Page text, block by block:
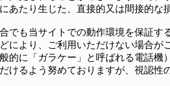
あたり生じた、直接的又は間接的な
でも当サイトでの動作環境を保証す
により、ご利用いただけない場合が
的に「ガラケー」と呼ばれる電話
けるよう努めておりますが、視認